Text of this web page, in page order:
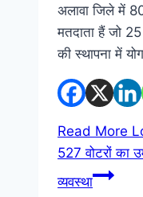
अलावा जिले में
मतदाता हैं जो
की स्थापना में
Read More
527 वोटरों का
व्यवस्था